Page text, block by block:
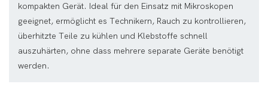
kompakten Gerät. Ideal für den Einsatz mit Mikroskopen
geeignet, ermöglicht es Technikern, Rauch zu kontrollieren,
überhitzte Teile zu kühlen und Klebstoffe schnell
auszuhärten, ohne dass mehrere separate Geräte benötigt
werden.